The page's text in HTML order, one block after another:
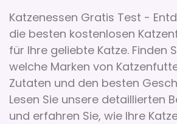
Katzenessen Gratis Test -
die besten kostenlosen
für Ihre geliebte Katze. Finden
welche Marken von
Zutaten und den besten
Lesen Sie unsere detaillierten
und erfahren Sie, wie Ihre